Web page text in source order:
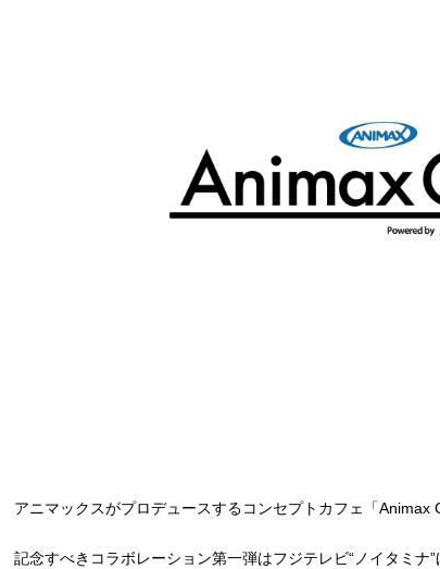
アニマックスがプロデュースするコンセプトカフェ「Animax
記念すべきコラボレーション第一弾はフジテレビ“ノイタミ